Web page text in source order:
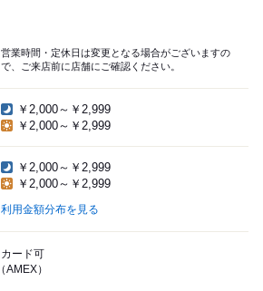
営業時間・定休日は変更となる場合がございますの
で、ご来店前に店舗にご確認ください。
￥2,000～￥2,999
￥2,000～￥2,999
￥2,000～￥2,999
￥2,000～￥2,999
利用金額分布を見る
カード可
（AMEX）